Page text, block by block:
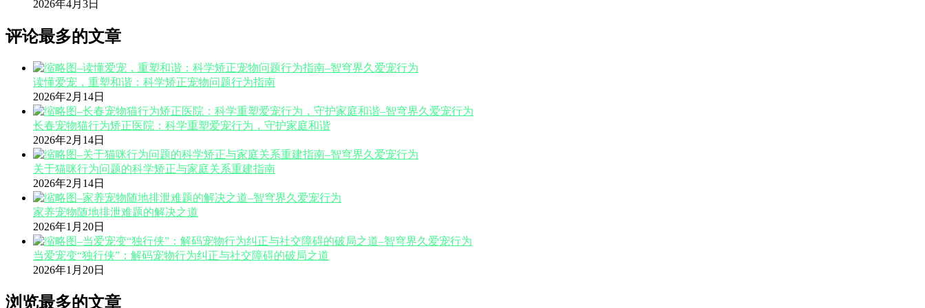
2026年4月3日
评论最多的文章
读懂爱宠，重塑和谐：科学矫正宠物问题行为指南
2026年2月14日
长春宠物猫行为矫正医院：科学重塑爱宠行为，守护家庭和谐
2026年2月14日
关于猫咪行为问题的科学矫正与家庭关系重建指南
2026年2月14日
家养宠物随地排泄难题的解决之道
2026年1月20日
当爱宠变“独行侠”：解码宠物行为纠正与社交障碍的破局之道
2026年1月20日
浏览最多的文章